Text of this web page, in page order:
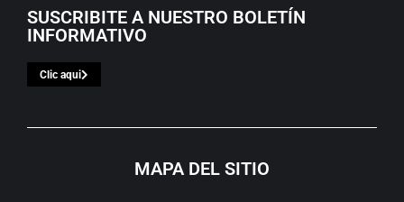
SUSCRIBITE A NUESTRO BOLETÍN
INFORMATIVO
Clic aqui
MAPA DEL SITIO